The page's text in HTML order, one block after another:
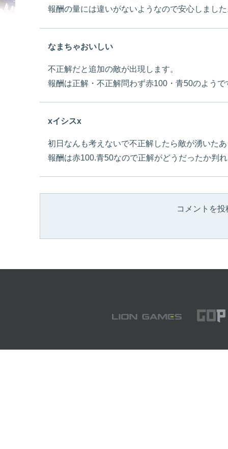
報酬の量には違いがないようなので安心しまし
なまちゃおいしい
不正解だと追加の敵が出現します。
報酬は正解・不正解問わず赤100・青50のようで
xイシスx
初日なんも考えないで不正解したら敵が湧いた
報酬は赤100.青50なので正解がどうだったか判
コメントを